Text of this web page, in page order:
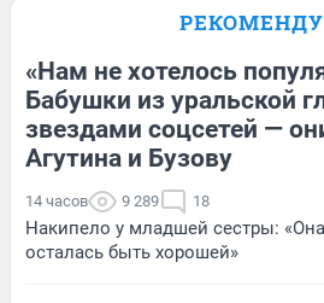
«Нам не хотелось
Бабушки из уральской
звездами соцсетей —
Агутина и Бузову
14 часов 9 289 18
Накипело у младшей сестры: «Она
осталась быть хорошей»